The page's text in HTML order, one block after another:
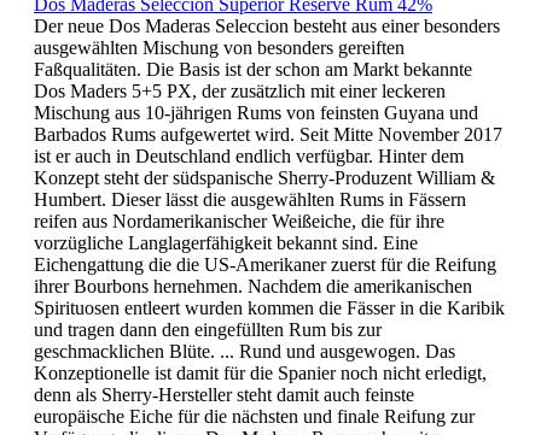
Der neue Dos Maderas Seleccion besteht aus einer besonders
ausgewählten Mischung von besonders gereiften
Faßqualitäten. Die Basis ist der schon am Markt bekannte
Dos Maders 5+5 PX, der zusätzlich mit einer leckeren
Mischung aus 10-jährigen Rums von feinsten Guyana und
Barbados Rums aufgewertet wird. Seit Mitte November 2017
ist er auch in Deutschland endlich verfügbar. Hinter dem
Konzept steht der südspanische Sherry-Produzent William &
Humbert. Dieser lässt die ausgewählten Rums in Fässern
reifen aus Nordamerikanischer Weißeiche, die für ihre
vorzügliche Langlagerfähigkeit bekannt sind. Eine
Eichengattung die die US-Amerikaner zuerst für die Reifung
ihrer Bourbons hernehmen. Nachdem die amerikanischen
Spirituosen entleert wurden kommen die Fässer in die Karibik
und tragen dann den eingefüllten Rum bis zur
geschmacklichen Blüte. ... Rund und ausgewogen. Das
Konzeptionelle ist damit für die Spanier noch nicht erledigt,
denn als Sherry-Hersteller steht damit auch feinste
europäische Eiche für die nächsten und finale Reifung zur